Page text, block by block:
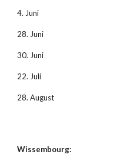
4. Juni
28. Juni
30. Juni
22. Juli
28. August
Wissembourg: